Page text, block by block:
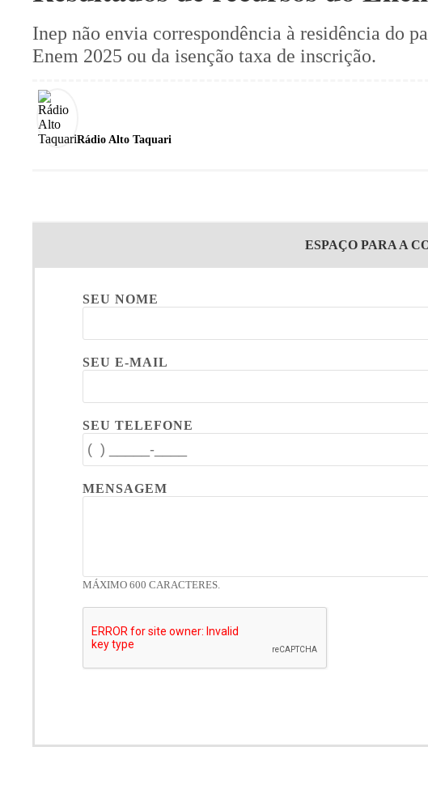
Inep não envia correspondência à residência do
Enem 2025 ou da isenção taxa de inscrição.
Rádio Alto Taquari
ESPAÇO PARA A
SEU NOME
SEU E-MAIL
SEU TELEFONE
MENSAGEM
MÁXIMO 600 CARACTERES.